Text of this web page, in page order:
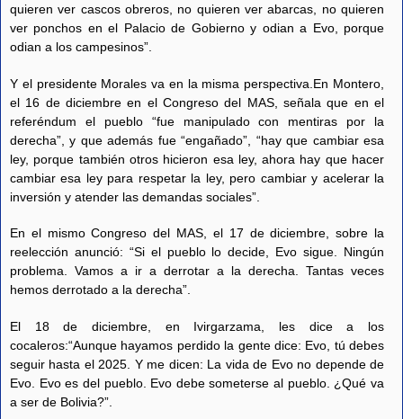
quieren ver cascos obreros, no quieren ver abarcas, no quieren
ver ponchos en el Palacio de Gobierno y odian a Evo, porque
odian a los campesinos”.
Y el presidente Morales va en la misma perspectiva.En Montero,
el 16 de diciembre en el Congreso del MAS, señala que en el
referéndum el pueblo “fue manipulado con mentiras por la
derecha”, y que además fue “engañado”, “hay que cambiar esa
ley, porque también otros hicieron esa ley, ahora hay que hacer
cambiar esa ley para respetar la ley, pero cambiar y acelerar la
inversión y atender las demandas sociales”.
En el mismo Congreso del MAS, el 17 de diciembre, sobre la
reelección anunció: “Si el pueblo lo decide, Evo sigue. Ningún
problema. Vamos a ir a derrotar a la derecha. Tantas veces
hemos derrotado a la derecha”.
El 18 de diciembre, en Ivirgarzama, les dice a los
cocaleros:“Aunque hayamos perdido la gente dice: Evo, tú debes
seguir hasta el 2025. Y me dicen: La vida de Evo no depende de
Evo. Evo es del pueblo. Evo debe someterse al pueblo. ¿Qué va
a ser de Bolivia?”.